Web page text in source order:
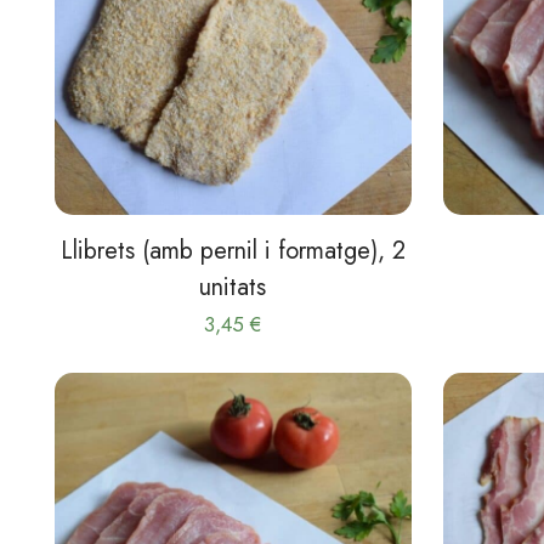
Llibrets (amb pernil i formatge), 2
unitats
3,45€